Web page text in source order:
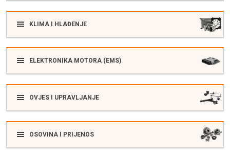
KLIMA I HLAĐENJE
ELEKTRONIKA MOTORA (EMS)
OVJES I UPRAVLJANJE
OSOVINA I PRIJENOS